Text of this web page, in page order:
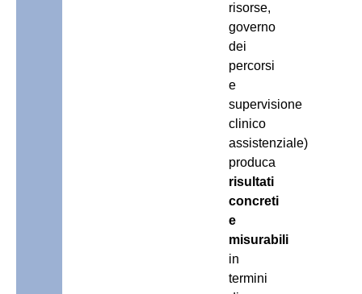
risorse,
governo
dei
percorsi
e
supervisione
clinico
assistenziale)
produca
risultati
concreti
e
misurabili
in
termini